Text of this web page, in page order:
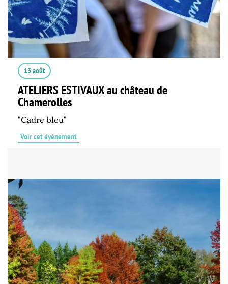
13 août
ATELIERS ESTIVAUX au château de
Chamerolles
"Cadre bleu"
Voir cet événement